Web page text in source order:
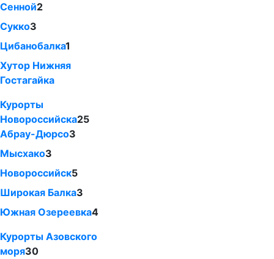
Сенной2
Сукко3
Цибанобалка1
Хутор Нижняя
Гостагайка
Курорты
Новороссийска25
Абрау-Дюрсо3
Мысхако3
Новороссийск5
Широкая Балка3
Южная Озереевка4
Курорты Азовского
моря30